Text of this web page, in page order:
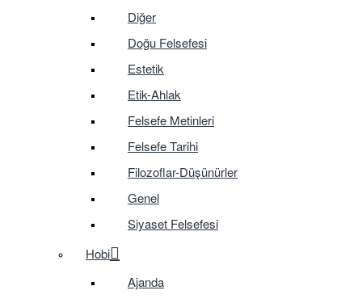
Diğer
Doğu Felsefesi
Estetik
Etik-Ahlak
Felsefe Metinleri
Felsefe Tarihi
Filozoflar-Düşünürler
Genel
Siyaset Felsefesi
Hobi
Ajanda